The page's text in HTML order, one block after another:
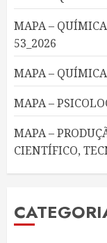
MAPA –
53_2026
MAPA –
MAPA –
MAPA –
CIENTÍFICO,